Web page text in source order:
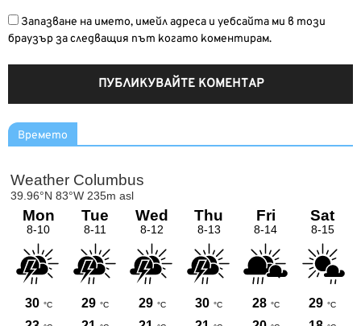
Запазване на името, имейл адреса и уебсайта ми в този
браузър за следващия път когато коментирам.
Времето